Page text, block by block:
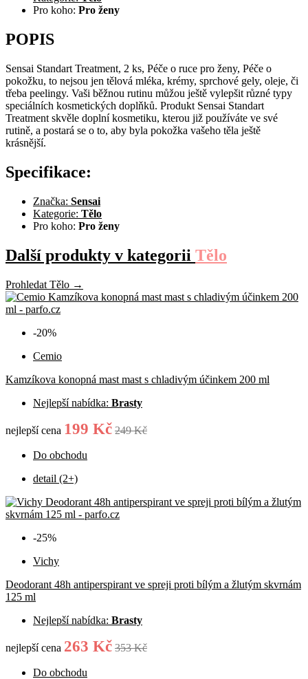
Pro koho: Pro ženy
POPIS
Sensai Standart Treatment, 2 ks, Péče o ruce pro ženy, Péče o
pokožku, to nejsou jen tělová mléka, krémy, sprchové gely, oleje, či
třeba peelingy. Vaši běžnou rutinu můžou ještě vylepšit různé typy
speciálních kosmetických doplňků. Produkt Sensai Standart
Treatment skvěle doplní kosmetiku, kterou již používáte ve své
rutině, a postará se o to, aby byla pokožka vašeho těla ještě
krásnější.
Specifikace:
Značka: Sensai
Kategorie: Tělo
Pro koho: Pro ženy
Další produkty v kategorii Tělo
Prohledat Tělo →
-20%
Cemio
Kamzíkova konopná mast mast s chladivým účinkem 200 ml
Nejlepší nabídka: Brasty
nejlepší cena 199 Kč 249 Kč
Do obchodu
detail (2+)
-25%
Vichy
Deodorant 48h antiperspirant ve spreji proti bílým a žlutým skvrnám
125 ml
Nejlepší nabídka: Brasty
nejlepší cena 263 Kč 353 Kč
Do obchodu